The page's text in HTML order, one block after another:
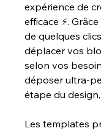
expérience de
efficace ⚡.
de quelques
déplacer vos
selon vos
déposer ultra-
étape du
Les templates